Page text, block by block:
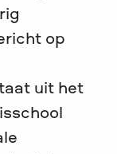
op
uit het